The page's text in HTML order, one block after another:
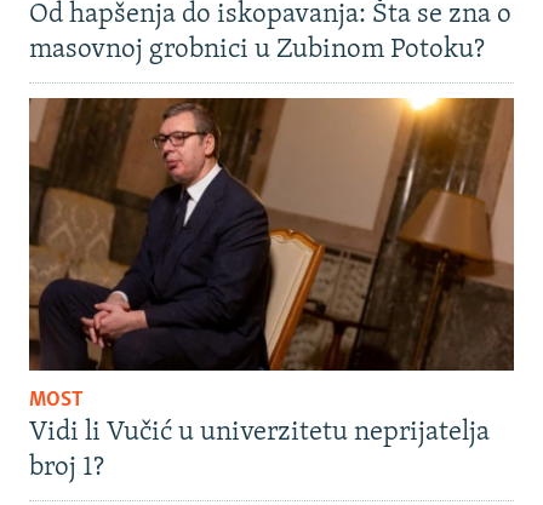
Od hapšenja do iskopavanja: Šta se zna o
masovnoj grobnici u Zubinom Potoku?
MOST
Vidi li Vučić u univerzitetu neprijatelja
broj 1?